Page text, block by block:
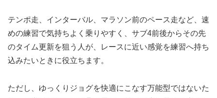
テンポ走、インターバル、マラソン前のペース走など、速
めの練習で気持ちよく乗りやすく、サブ4前後からその先
のタイム更新を狙う人が、レースに近い感覚を練習へ持ち
込みたいときに役立ちます。
ただし、ゆっくりジョグを快適にこなす万能型ではないた